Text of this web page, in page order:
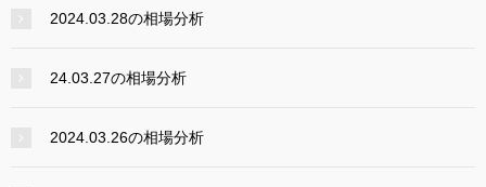
2024.03.28の相場分析
24.03.27の相場分析
2024.03.26の相場分析